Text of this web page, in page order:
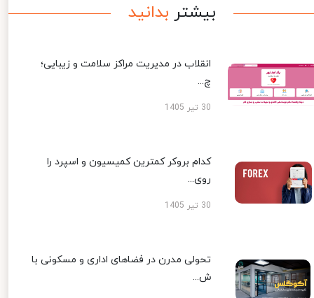
بیشتر بدانید
انقلاب در مدیریت مراکز سلامت و زیبایی؛
چ...
30 تیر 1405
کدام بروکر کمترین کمیسیون و اسپرد را
روی...
30 تیر 1405
تحولی مدرن در فضاهای اداری و مسکونی با
ش...